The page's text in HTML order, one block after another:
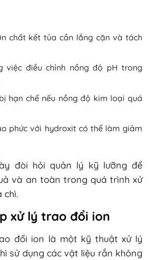
chất kết tủa cần lắng cặn và tách
việc điều chỉnh nồng độ pH trong
hạn chế nếu nồng độ kim loại quá
phức với hydroxit có thể làm giảm
đòi hỏi quản lý kỹ lưỡng để
và an toàn trong quá trình xử
chì.
xử lý trao đổi ion
đổi ion là một kỹ thuật xử lý
sử dụng các vật liệu rắn không